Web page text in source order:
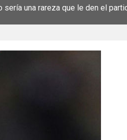
sería una rareza que le den el